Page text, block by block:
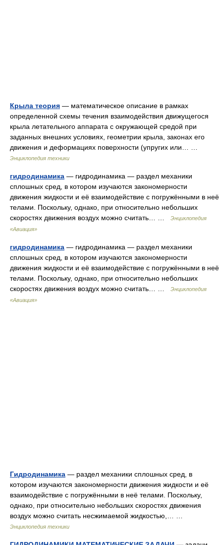
Крыла теория — математическое описание в рамках
определенной схемы течения взаимодействия движущегося
крыла летательного аппарата с окружающей средой при
заданных внешних условиях, геометрии крыла, законах его
движения и деформациях поверхности (упругих или… …
Энциклопедия техники
гидродинамика — гидродинамика — раздел механики
сплошных сред, в котором изучаются закономерности
движения жидкости и её взаимодействие с погружёнными в неё
телами. Поскольку, однако, при относительно небольших
скоростях движения воздух можно считать… …
Энциклопедия
«Авиация»
гидродинамика — гидродинамика — раздел механики
сплошных сред, в котором изучаются закономерности
движения жидкости и её взаимодействие с погружёнными в неё
телами. Поскольку, однако, при относительно небольших
скоростях движения воздух можно считать… …
Энциклопедия
«Авиация»
Гидродинамика — раздел механики сплошных сред, в
котором изучаются закономерности движения жидкости и её
взаимодействие с погружёнными в неё телами. Поскольку,
однако, при относительно небольших скоростях движения
воздух можно считать несжимаемой жидкостью,… …
Энциклопедия техники